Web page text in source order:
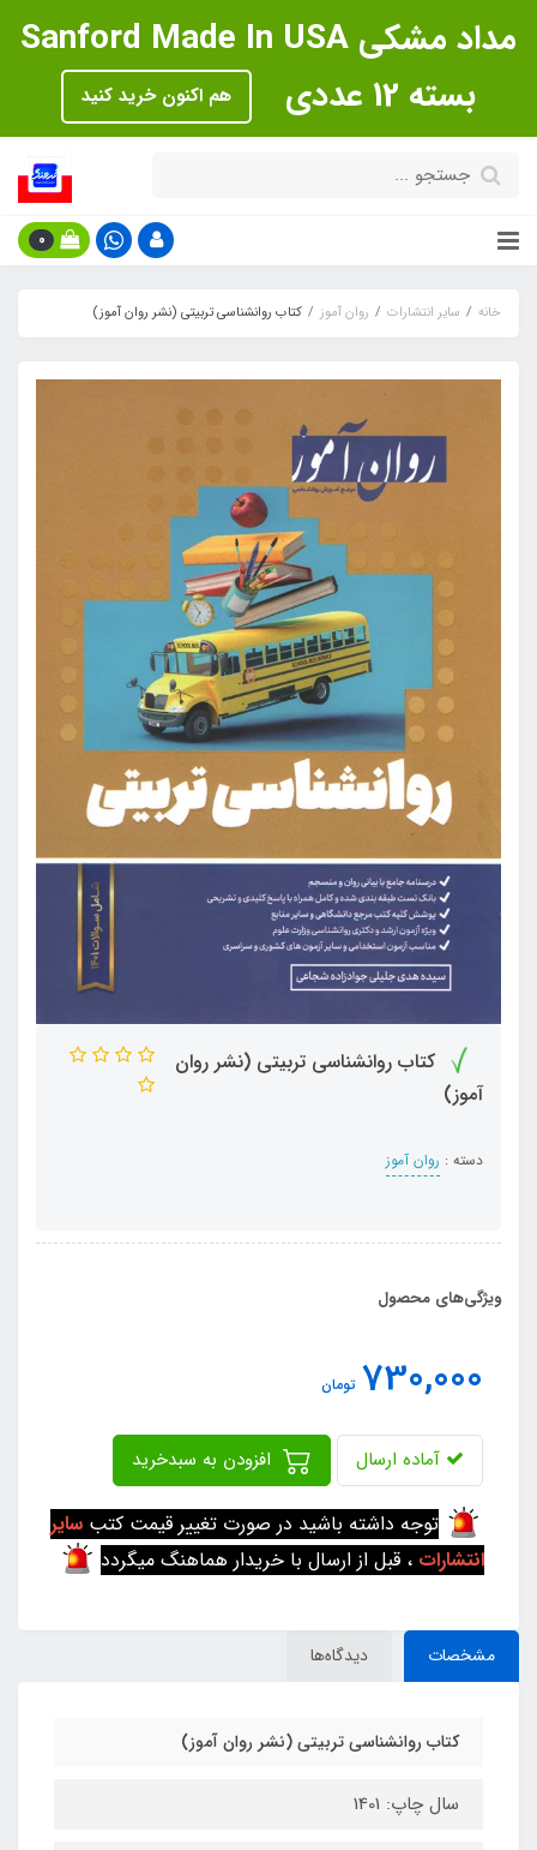
مداد مشکی Sanford Made In USA
بسته 12 عددی
هم اکنون خرید کنید
0
خانه سایر انتشارات روان آموز کتاب روانشناسی تربیتی (نشر روان آموز)
کتاب روانشناسی تربیتی (نشر روان
آموز)
دسته : روان آموز
ویژگی‌های محصول
730,000 تومان
آماده ارسال
توجه داشته باشید در صورت تغییر قیمت کتب سایر
انتشارات ، قبل از ارسال با خریدار هماهنگ میگردد
مشخصات دیدگاه‌ها
کتاب روانشناسی تربیتی (نشر روان آموز)
سال چاپ: 1401